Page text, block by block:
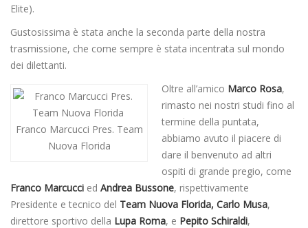
Elite).
Gustosissima è stata anche la seconda parte della nostra
trasmissione, che come sempre è stata incentrata sul mondo
dei dilettanti.
Franco Marcucci Pres. Team
Nuova Florida
Oltre all’amico Marco Rosa,
rimasto nei nostri studi fino al
termine della puntata,
abbiamo avuto il piacere di
dare il benvenuto ad altri
ospiti di grande pregio, come
Franco Marcucci ed Andrea Bussone, rispettivamente
Presidente e tecnico del Team Nuova Florida, Carlo Musa,
direttore sportivo della Lupa Roma, e Pepito Schiraldi,